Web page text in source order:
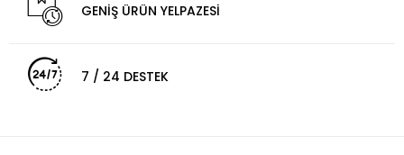
GENİŞ ÜRÜN YELPAZESİ
7 / 24 DESTEK